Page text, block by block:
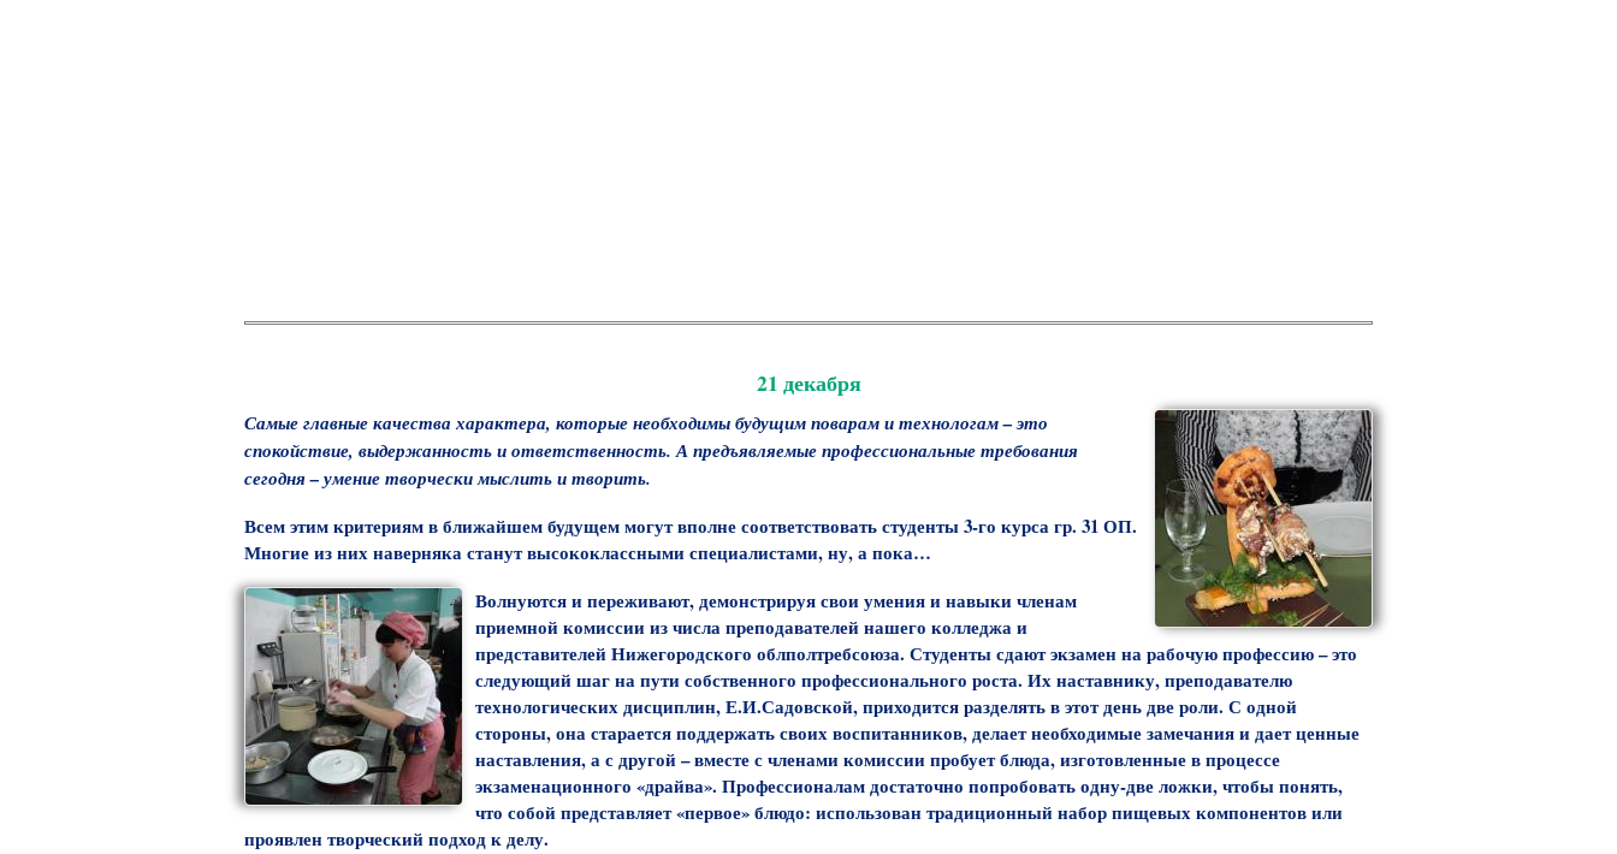
21 декабря
Самые главные качества характера, которые необходимы будущим поварам и технологам – это
спокойствие, выдержанность и ответственность. А предъявляемые профессиональные требования
сегодня – умение творчески мыслить и творить.
Всем этим критериям в ближайшем будущем могут вполне соответствовать студенты 3-го курса гр. 31 ОП.
Многие из них наверняка станут высококлассными специалистами, ну, а пока…
Волнуются и переживают, демонстрируя свои умения и навыки членам
приемной комиссии из числа преподавателей нашего колледжа и
представителей Нижегородского облполтребсоюза. Студенты сдают экзамен на рабочую профессию – это
следующий шаг на пути собственного профессионального роста. Их наставнику, преподавателю
технологических дисциплин, Е.И.Садовской, приходится разделять в этот день две роли. С одной
стороны, она старается поддержать своих воспитанников, делает необходимые замечания и дает ценные
наставления, а с другой – вместе с членами комиссии пробует блюда, изготовленные в процессе
экзаменационного «драйва». Профессионалам достаточно попробовать одну-две ложки, чтобы понять,
что собой представляет «первое» блюдо: использован традиционный набор пищевых компонентов или
проявлен творческий подход к делу.